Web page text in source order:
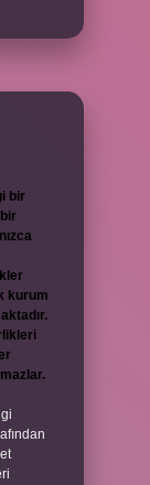
bir
kurum